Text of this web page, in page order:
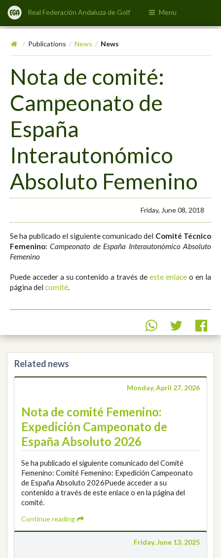
Real Federación Andaluza de Golf Menu
/ Publications / News / News
Nota de comité:
Campeonato de
España
Interautonómico
Absoluto Femenino
Friday, June 08, 2018
Se ha publicado el siguiente comunicado del Comité Técnico
Femenino:Campeonato de España Interautonómico Absoluto
Femenino
Puede acceder a su contenido a través de este enlace o en la
página delcomité
Related news
Monday, April 27, 2026
Nota de comité Femenino:
Expedición Campeonato de
España Absoluto 2026
Se ha publicado el siguiente comunicado del Comité
Femenino: Comité Femenino: Expedición Campeonato
de España Absoluto 2026Puede acceder a su
contenido a través de este enlace o en la página del
comité.
Continue reading
Friday, June 13, 2025